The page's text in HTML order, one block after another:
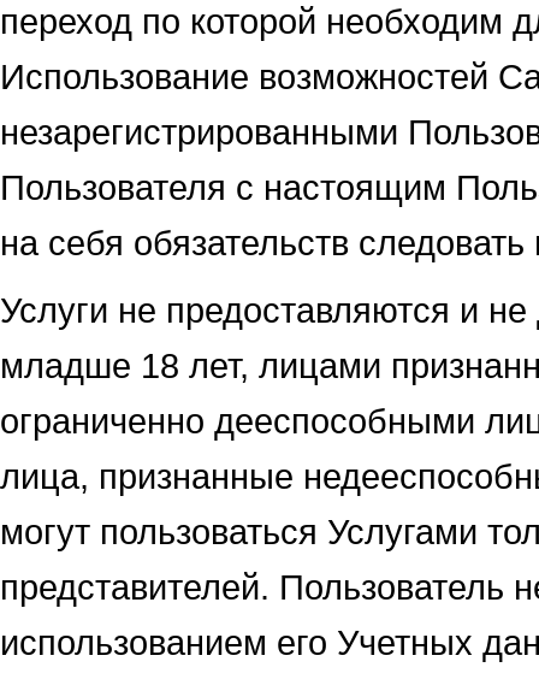
переход по которой необходим
Использование возможностей
незарегистрированными
Пользователя с настоящим
на себя обязательств
Услуги не предоставляются и
младше 18 лет, лицами
ограниченно дееспособными
лица, признанные
могут пользоваться Услугами
представителей. Пользователь
использованием его Учетных